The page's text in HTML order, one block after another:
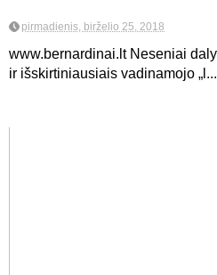
pirmadienis, birželio 25, 2018
www.bernardinai.lt Neseniai
ir išskirtiniausiais vadinamojo „l...